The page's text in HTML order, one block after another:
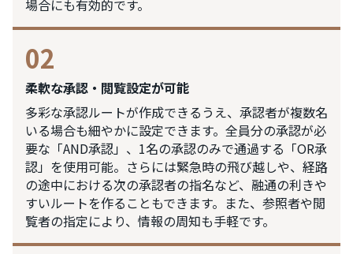
場合にも有効的です。
02
柔軟な承認・閲覧設定が可能
多彩な承認ルートが作成できるうえ、承認者が複数名
いる場合も細やかに設定できます。全員分の承認が必
要な「AND承認」、1名の承認のみで通過する「OR承
認」を使用可能。さらには緊急時の飛び越しや、経路
の途中における次の承認者の指名など、融通の利きや
すいルートを作ることもできます。また、参照者や閲
覧者の指定により、情報の周知も手軽です。